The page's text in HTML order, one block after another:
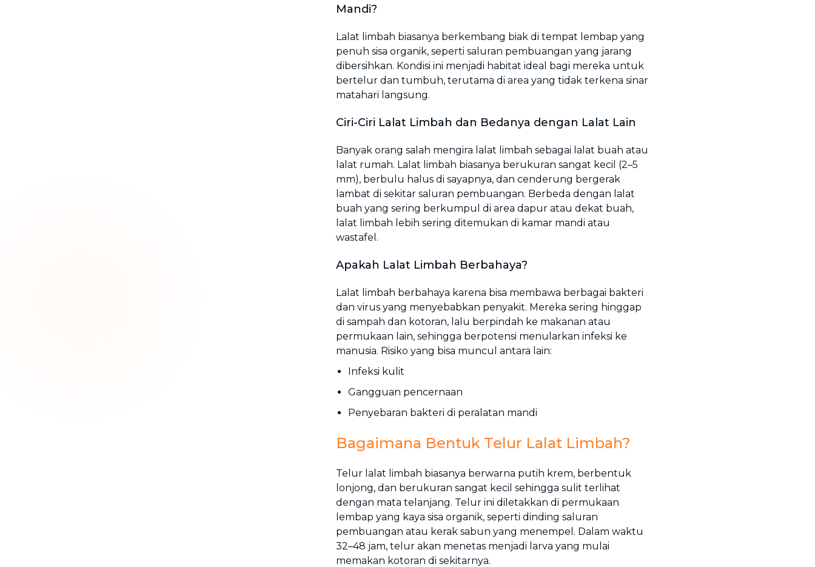
Mandi?
Lalat limbah biasanya berkembang biak di tempat lembap yang
penuh sisa organik, seperti saluran pembuangan yang jarang
dibersihkan. Kondisi ini menjadi habitat ideal bagi mereka untuk
bertelur dan tumbuh, terutama di area yang tidak terkena sinar
matahari langsung.
Ciri-Ciri Lalat Limbah dan Bedanya dengan Lalat Lain
Banyak orang salah mengira lalat limbah sebagai lalat buah atau
lalat rumah. Lalat limbah biasanya berukuran sangat kecil (2–5
mm), berbulu halus di sayapnya, dan cenderung bergerak
lambat di sekitar saluran pembuangan. Berbeda dengan lalat
buah yang sering berkumpul di area dapur atau dekat buah,
lalat limbah lebih sering ditemukan di kamar mandi atau
wastafel.
Apakah Lalat Limbah Berbahaya?
Lalat limbah berbahaya karena bisa membawa berbagai bakteri
dan virus yang menyebabkan penyakit. Mereka sering hinggap
di sampah dan kotoran, lalu berpindah ke makanan atau
permukaan lain, sehingga berpotensi menularkan infeksi ke
manusia. Risiko yang bisa muncul antara lain:
Infeksi kulit
Gangguan pencernaan
Penyebaran bakteri di peralatan mandi
Bagaimana Bentuk Telur Lalat Limbah?
Telur lalat limbah biasanya berwarna putih krem, berbentuk
lonjong, dan berukuran sangat kecil sehingga sulit terlihat
dengan mata telanjang. Telur ini diletakkan di permukaan
lembap yang kaya sisa organik, seperti dinding saluran
pembuangan atau kerak sabun yang menempel. Dalam waktu
32–48 jam, telur akan menetas menjadi larva yang mulai
memakan kotoran di sekitarnya.